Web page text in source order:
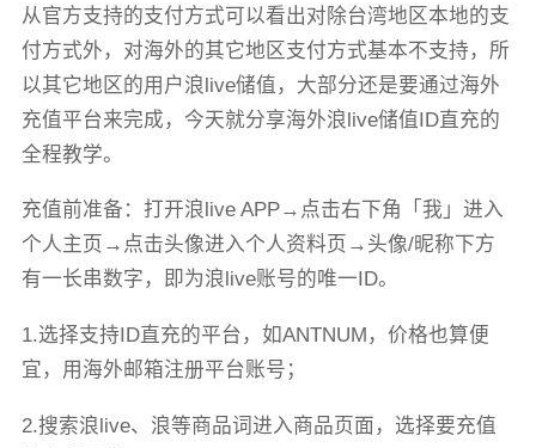
从官方支持的支付方式可以看出对除台湾地区本地的支
付方式外，对海外的其它地区支付方式基本不支持，所
以其它地区的用户浪live储值，大部分还是要通过海外
充值平台来完成，今天就分享海外浪live储值ID直充的
全程教学。
充值前准备：打开浪live APP→点击右下角「我」进入
个人主页→点击头像进入个人资料页→头像/昵称下方
有一长串数字，即为浪live账号的唯一ID。
1.选择支持ID直充的平台，如ANTNUM，价格也算便
宜，用海外邮箱注册平台账号；
2.搜索浪live、浪等商品词进入商品页面，选择要充值